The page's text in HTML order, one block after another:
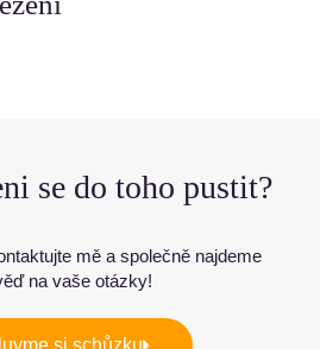
se do toho pustit?
mě a společně najdeme
na vaše otázky!